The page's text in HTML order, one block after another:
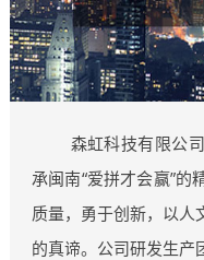
森虹科技有限公司
承闽南“爱拼才会赢”
质量，勇于创新，以人
的真谛。公司研发生产